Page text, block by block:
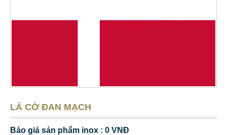
LÁ CỜ ĐAN MẠCH
Báo giá sản phẩm inox : 0 VNĐ